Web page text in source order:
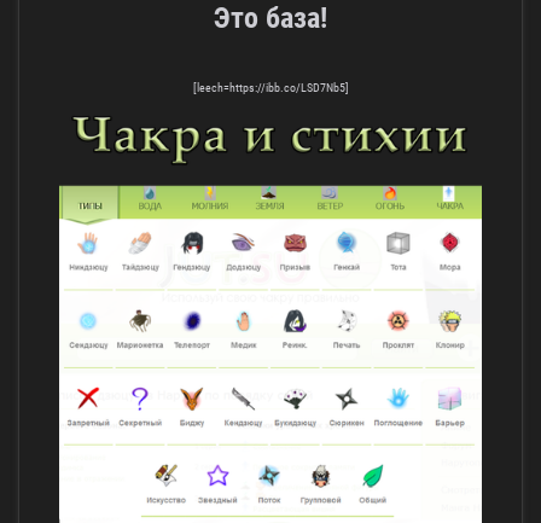
Это база!
[leech=https://ibb.co/LSD7Nb5]